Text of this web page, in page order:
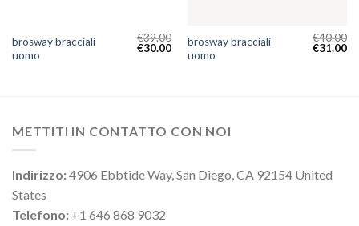
brosway bracciali
uomo
€39.00
€30.00
brosway bracciali
uomo
€40.00
€31.00
METTITI IN CONTATTO CON NOI
Indirizzo:4906 Ebbtide Way, San Diego, CA 92154 United
States
Telefono: +1 646 868 9032